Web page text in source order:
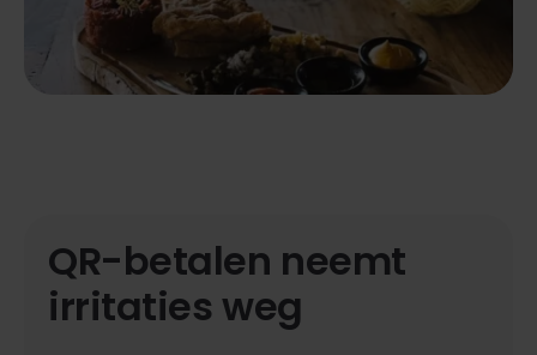
QR-betalen neemt
irritaties weg